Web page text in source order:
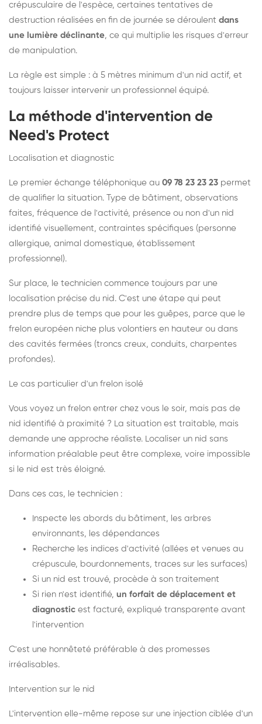
crépusculaire de l'espèce, certaines tentatives de
destruction réalisées en fin de journée se déroulent dans
une lumière déclinante, ce qui multiplie les risques d'erreur
de manipulation.
La règle est simple : à 5 mètres minimum d'un nid actif, et
toujours laisser intervenir un professionnel équipé.
La méthode d'intervention de
Need's Protect
Localisation et diagnostic
Le premier échange téléphonique au 09 78 23 23 23 permet
de qualifier la situation. Type de bâtiment, observations
faites, fréquence de l'activité, présence ou non d'un nid
identifié visuellement, contraintes spécifiques (personne
allergique, animal domestique, établissement
professionnel).
Sur place, le technicien commence toujours par une
localisation précise du nid. C'est une étape qui peut
prendre plus de temps que pour les guêpes, parce que le
frelon européen niche plus volontiers en hauteur ou dans
des cavités fermées (troncs creux, conduits, charpentes
profondes).
Le cas particulier d'un frelon isolé
Vous voyez un frelon entrer chez vous le soir, mais pas de
nid identifié à proximité ? La situation est traitable, mais
demande une approche réaliste. Localiser un nid sans
information préalable peut être complexe, voire impossible
si le nid est très éloigné.
Dans ces cas, le technicien :
Inspecte les abords du bâtiment, les arbres
environnants, les dépendances
Recherche les indices d'activité (allées et venues au
crépuscule, bourdonnements, traces sur les surfaces)
Si un nid est trouvé, procède à son traitement
Si rien n'est identifié, un forfait de déplacement et
diagnostic est facturé, expliqué transparente avant
l'intervention
C'est une honnêteté préférable à des promesses
irréalisables.
Intervention sur le nid
L'intervention elle-même repose sur une injection ciblée d'un